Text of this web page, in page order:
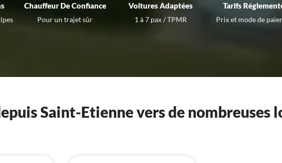
Chauffeur De Confiance
Pour un trajet sûr
Voitures Adaptées
1 à 7 pax / TPMR
Tarifs
Prix et mode de
Saint-Etienne vers de nombreuses